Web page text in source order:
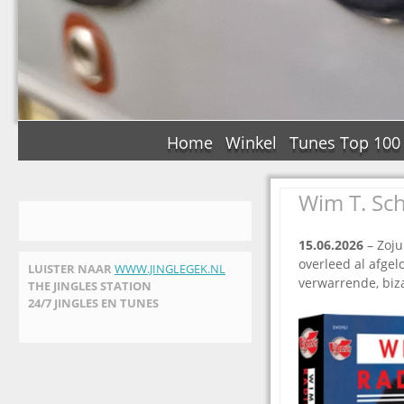
Home Winkel Tunes Top 100
LUISTER NAAR WWW.JINGLEGEK.NL
THE JINGLES STATION
24/7 JINGLES EN TUNES
Wim T.
15.06.2026 –
overleed al
verwarrende,